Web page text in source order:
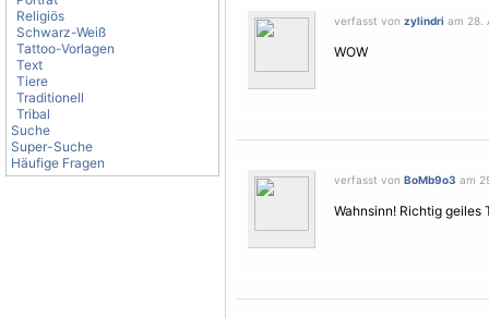
Religiös
Schwarz-Weiß
Tattoo-Vorlagen
Text
Tiere
Traditionell
Tribal
Suche
Super-Suche
Häufige Fragen
verfasst von zylindri am 28.
WOW
verfasst von BoMb9o3 am
Wahnsinn! Richtig geiles